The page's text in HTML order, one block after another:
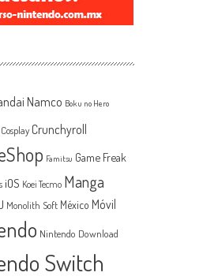
Namco Boku no Hero
Cosplay Crunchyroll
Famitsu Game Freak
iOS Koei Tecmo Manga
Monolith Soft México Móvil
Nintendo Download
Switch